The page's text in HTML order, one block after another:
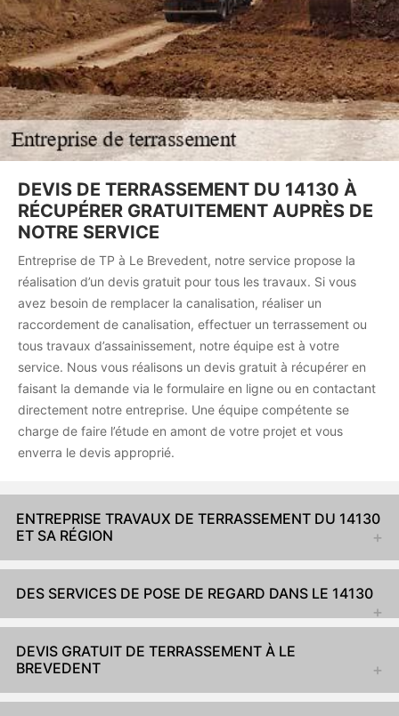
DEVIS DE TERRASSEMENT DU 14130 À
RÉCUPÉRER GRATUITEMENT AUPRÈS DE
NOTRE SERVICE
Entreprise de TP à Le Brevedent, notre service propose la
réalisation d’un devis gratuit pour tous les travaux. Si vous
avez besoin de remplacer la canalisation, réaliser un
raccordement de canalisation, effectuer un terrassement ou
tous travaux d’assainissement, notre équipe est à votre
service. Nous vous réalisons un devis gratuit à récupérer en
faisant la demande via le formulaire en ligne ou en contactant
directement notre entreprise. Une équipe compétente se
charge de faire l’étude en amont de votre projet et vous
enverra le devis approprié.
ENTREPRISE TRAVAUX DE TERRASSEMENT DU 14130
ET SA RÉGION
DES SERVICES DE POSE DE REGARD DANS LE 14130
DEVIS GRATUIT DE TERRASSEMENT À LE
BREVEDENT